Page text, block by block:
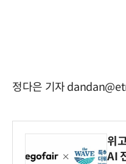
정다은 기자
위
AI